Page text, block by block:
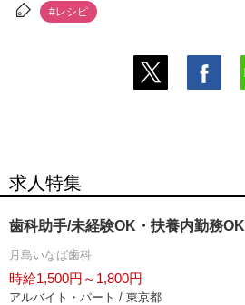
#レシピ
求人特集
歯科助手/未経験OK・扶養内勤務OK
月島いなば歯科
時給1,500円～1,800円
アルバイト・パート / 東京都